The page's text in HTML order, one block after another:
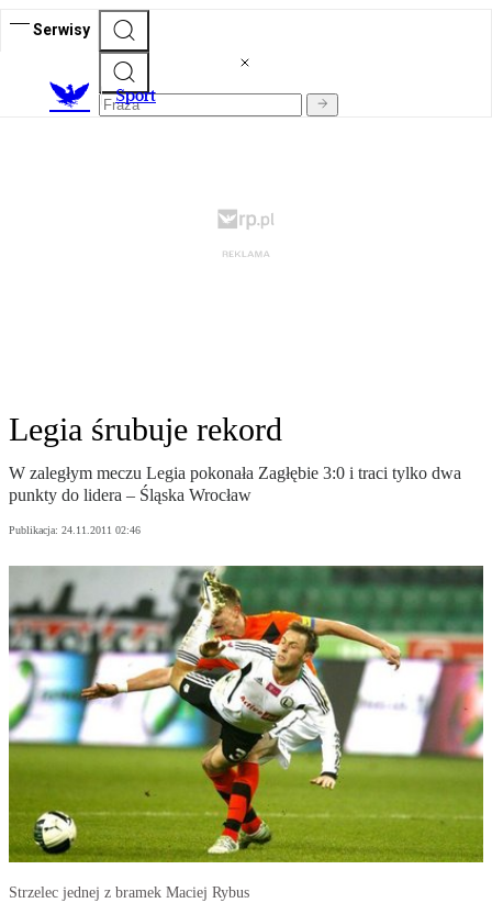
Serwisy
Sport
Legia śrubuje rekord
W zaległym meczu Legia pokonała Zagłębie 3:0 i traci tylko dwa
punkty do lidera – Śląska Wrocław
Publikacja: 24.11.2011 02:46
Strzelec jednej z bramek Maciej Rybus